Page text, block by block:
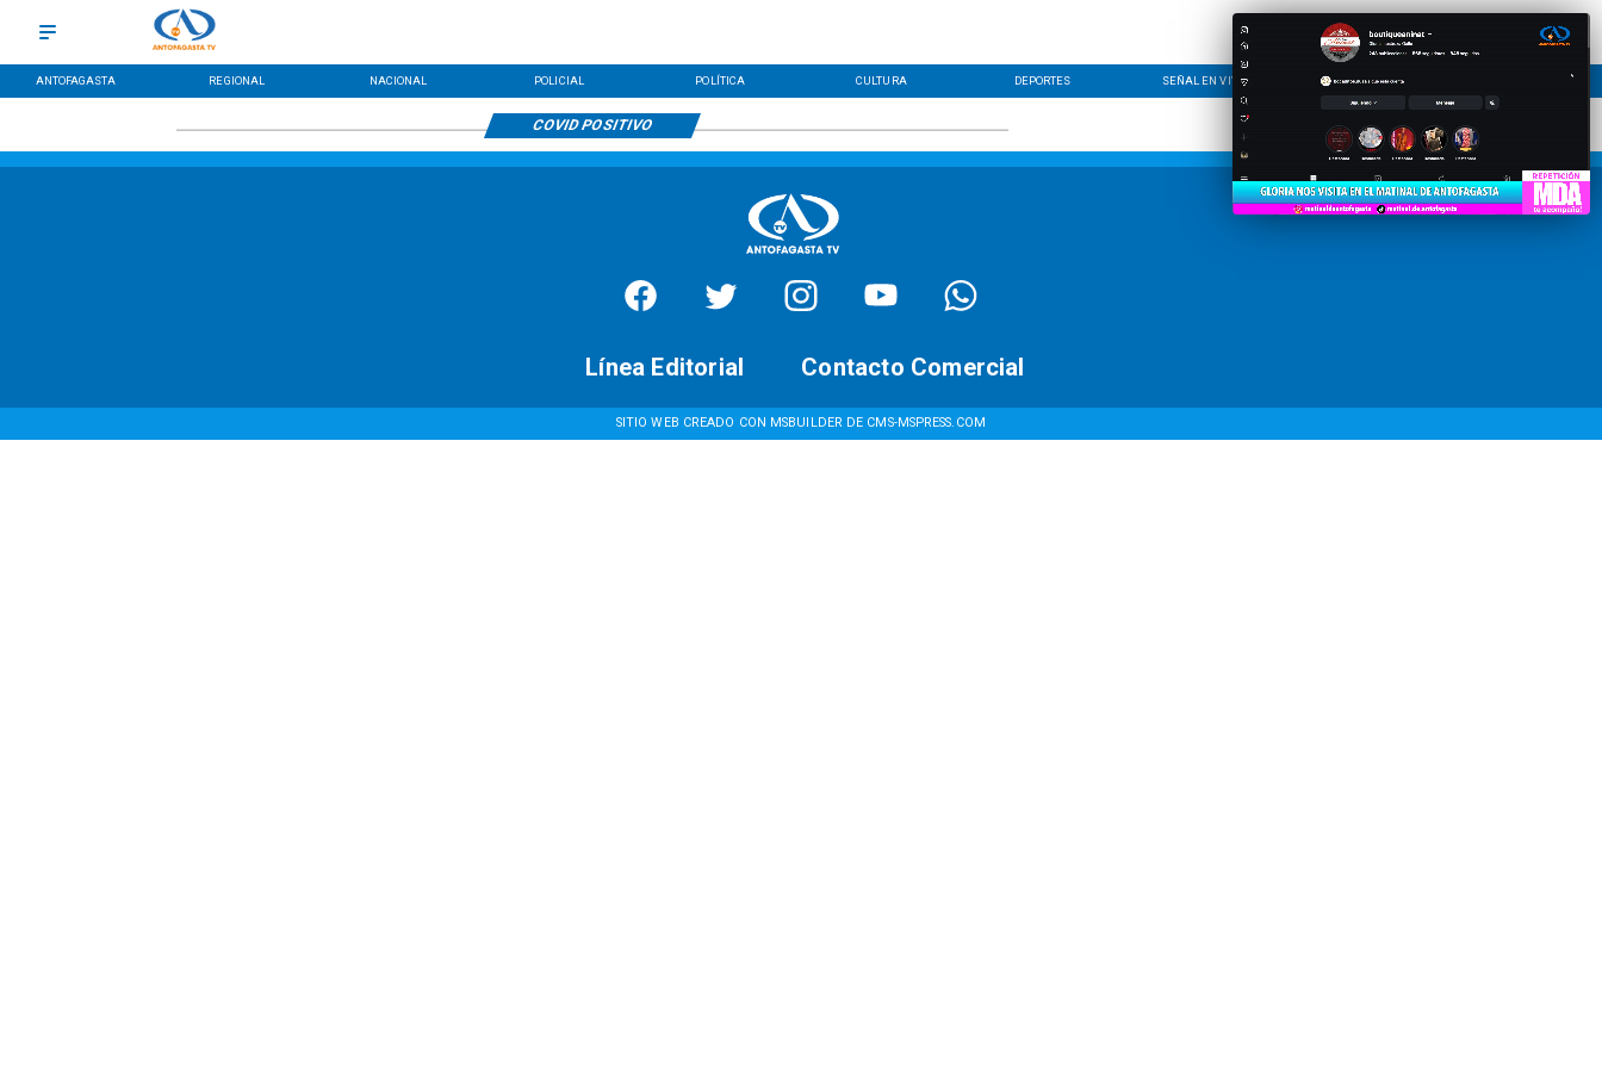
ANTOFAGASTA REGIONAL NACIONAL POLICIAL POLÍTICA CULTURA DEPORTES SEÑAL EN VIVO CONTACTO LÍNEA EDITORIAL
COVID POSITIVO
SITIO WEB CREADO CON MSBUILDER DE CMS-MSPRESS.COM
Contacto Comercial
Línea Editorial